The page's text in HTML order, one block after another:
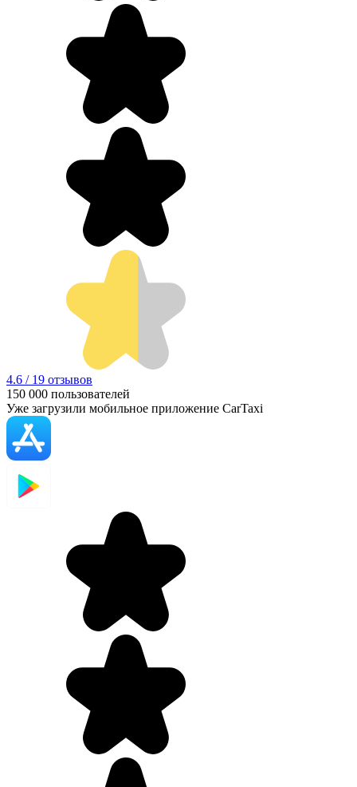
4.6 / 19 отзывов
150 000 пользователей
Уже загрузили мобильное приложение CarTaxi